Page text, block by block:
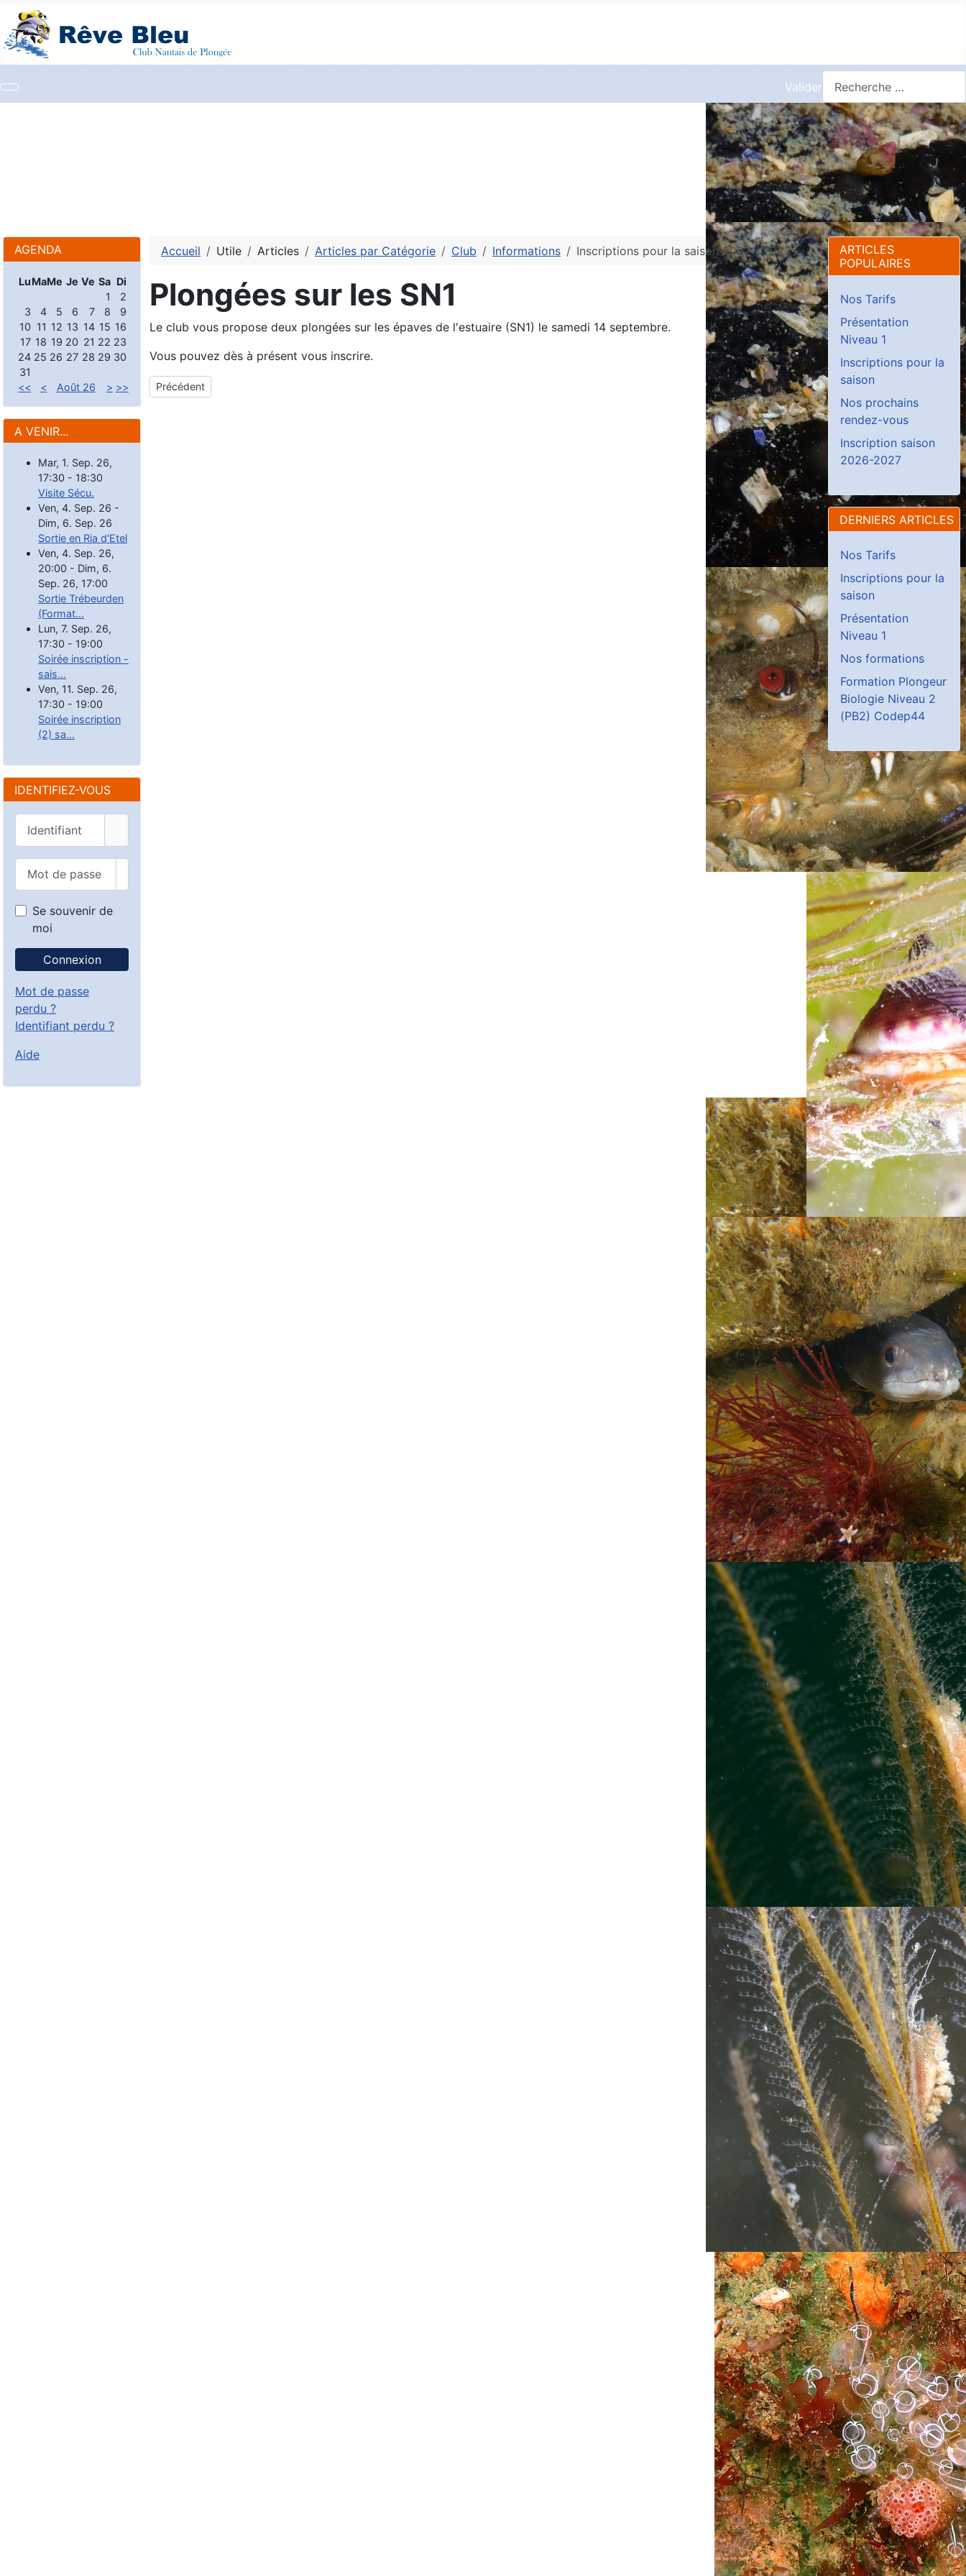
Valider
AGENDA
LuMaMe Je Ve Sa Di
1
2
3
4 5 6 7 8
9
10 11 12 13 14 15 16
17 18 19 20 21 22 23
24 25 26 27 28 29 30
31
<<
< Août 26 > >>
A VENIR...
Mar, 1. Sep. 26,
17:30 - 18:30
Visite Sécu.
Ven, 4. Sep. 26 -
Dim, 6. Sep. 26
Sortie en Ria d'Etel
Ven, 4. Sep. 26,
20:00 - Dim, 6.
Sep. 26, 17:00
Sortie Trébeurden
(Format...
Lun, 7. Sep. 26,
17:30 - 19:00
Soirée inscription -
sais...
Ven, 11. Sep. 26,
17:30 - 19:00
Soirée inscription
(2) sa...
IDENTIFIEZ-VOUS
Se souvenir de
moi
Connexion
Mot de passe
perdu ?
Identifiant perdu ?
Aide
Accueil Utile Articles Articles par Catégorie Club Informations Inscriptions pour la saison 2022 / 2023
Plongées sur les SN1
Le club vous propose deux plongées sur les épaves de l'estuaire (SN1) le samedi 14 septembre.
Vous pouvez dès à présent vous inscrire.
Article précédent : 21 septembre 2013
Précédent
ARTICLES
POPULAIRES
Nos Tarifs
Présentation
Niveau 1
Inscriptions pour la
saison
Nos prochains
rendez-vous
Inscription saison
2026-2027
DERNIERS ARTICLES
Nos Tarifs
Inscriptions pour la
saison
Présentation
Niveau 1
Nos formations
Formation Plongeur
Biologie Niveau 2
(PB2) Codep44